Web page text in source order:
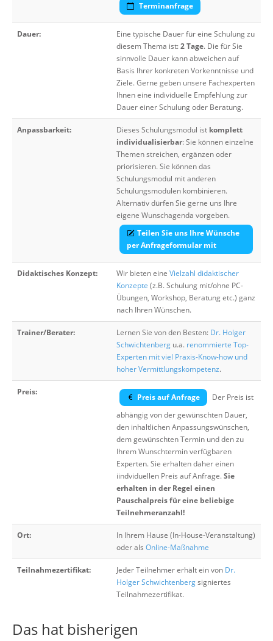
Terminanfrage
Dauer:
Eine typische Dauer für eine Schulung zu
diesem Thema ist:2 Tage. Die für Sie
sinnvolle Dauer kann abweichen auf
Basis Ihrer konkreten Vorkenntnisse und
Ziele. Gerne geben unsere Fachexperten
Ihnen eine individuelle Empfehlung zur
Dauer einer Schulung oder Beratung.
Anpassbarkeit: Dieses Schulungsmodul ist komplett
individualisierbar: Sie können einzelne
Themen streichen, ergänzen oder
priorisieren. Sie können das
Schulungsmodul mit anderen
Schulungsmodulen kombinieren.
Alternativ dürfen Sie gerne uns Ihre
eigene Wunschagenda vorgeben.
Teilen Sie uns Ihre Wünsche
per Anfrageformular mit
Didaktisches Konzept: Wir bieten eine Vielzahl didaktischer
Konzepte (z.B. Schulung mit/ohne PC-
Übungen, Workshop, Beratung etc.) ganz
nach Ihren Wünschen.
Trainer/Berater: Lernen Sie von den Besten: Dr. Holger
Schwichtenberg u.a. renommierte Top-
Experten mit viel Praxis-Know-how und
hoher Vermittlungskompetenz.
Preis:
Preis auf Anfrage
Der Preis ist
abhängig von der gewünschten Dauer,
den inhaltlichen Anpassungswünschen,
dem gewünschten Termin und den zu
Ihrem Wunschtermin verfügbaren
Experten. Sie erhalten daher einen
iindviduellen Preis auf Anfrage.Sie
erhalten in der Regel einen
Pauschalpreis für eine beliebige
Teilnehmeranzahl!
Ort:
In Ihrem Hause (In-House-Veranstaltung)
oder als Online-Maßnahme
Teilnahmezertifikat: Jeder Teilnehmer erhält ein von Dr.
Holger Schwichtenbergsigniertes
Teilnahmezertifikat.
Das hat bisherigen